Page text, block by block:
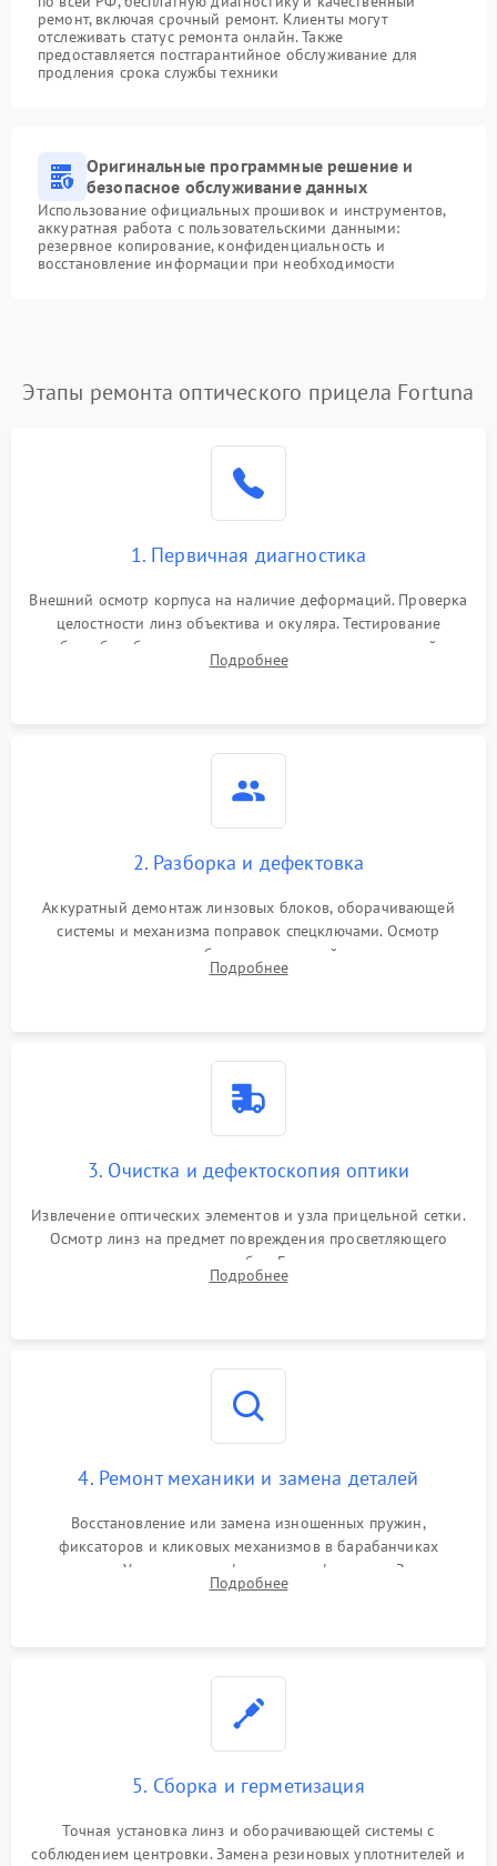
ремонт, включая срочный ремонт. Клиенты могут
отслеживать статус ремонта онлайн. Также
предоставляется постгарантийное обслуживание для
продления срока службы техники
Оригинальные программные решение и
безопасное обслуживание данных
Использование официальных прошивок и инструментов,
аккуратная работа с пользовательскими данными:
резервное копирование, конфиденциальность и
восстановление информации при необходимости
Этапы ремонта оптического прицела Fortuna
1. Первичная диагностика
Внешний осмотр корпуса на наличие деформаций. Проверка
целостности линз объектива и окуляра. Тестирование
работы барабанчиков ввода поправок, кольца отстройки
параллакса и зума. Выявление сколов, внутренних
Подробнее
2. Разборка и дефектовка
Аккуратный демонтаж линзовых блоков, оборачивающей
системы и механизма поправок спецключами. Осмотр
внутренних резьбовых соединений, пружин и
уплотнительных колец. Поиск причин люфта, смещения
Подробнее
3. Очистка и дефектоскопия оптики
Извлечение оптических элементов и узла прицельной сетки.
Осмотр линз на предмет повреждения просветляющего
покрытия или появления грибка. Бережная очистка стекол
спецрастворами. Проверка целостности гравированной
Подробнее
4. Ремонт механики и замена деталей
Восстановление или замена изношенных пружин,
фиксаторов и кликовых механизмов в барабанчиках
поправок. Устранение люфтов в трансфокаторе. Замена
поврежденных линз, разбитой сетки или восстановление
Подробнее
5. Сборка и герметизация
Точная установка линз и оборачивающей системы с
соблюдением центровки. Замена резиновых уплотнителей и